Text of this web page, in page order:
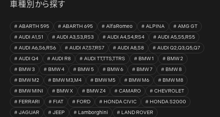
車種別から探す
ABARTH 595 ABARTH 695 AlfaRomeo ALPINA
AMG GT
AUDI A1,S1
AUDI A3,S3,RS3 AUDI A4,S4,RS4
AUDI A5,S5,RS5
AUDI A6,S6,RS6
AUDI A7,S7,RS7 AUDI A8,S8
AUDI Q2,Q3,Q5,Q7
AUDI Q4
AUDI R8 AUDI TT,TTS,TTRS BMW 1
BMW 2
BMW 3
BMW 4 BMW 5 BMW 6 BMW 7
BMW 8
BMW M2
BMW M3,M4 BMW M5 BMW M6
BMW M8
BMW MINI
BMW X BMW Z4 CAMARO
CHEVROLET
FERRARI
FIAT FORD HONDA CIVIC
HONDA S2000
JAGUAR
JEEP Lamborghini
LAND ROVER